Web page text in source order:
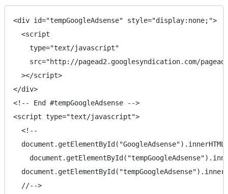
<div id="tempGoogleAdsense" style="display:none; ">
<script
type="text/javascript"
src="http://pagead2.googlesyndication.com/
></script>
</div>
<!-- End #tempGoogleAdsense -->
<script type="text/javascript">
<!--
document. getElementById ( "GoogleAdsense"
document. getElementById ( "tempGoogleAdsense"
document. getElementById ( "tempGoogleAdsense"
//-->